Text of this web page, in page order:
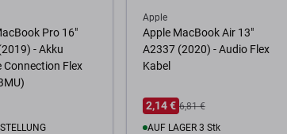
Pro 16"
- Akku
Connection Flex
Apple
Apple MacBook Air 13"
A2337 (2020) - Audio Flex
Kabel
2,14 € 6,81 €
AUF LAGER 3 Stk